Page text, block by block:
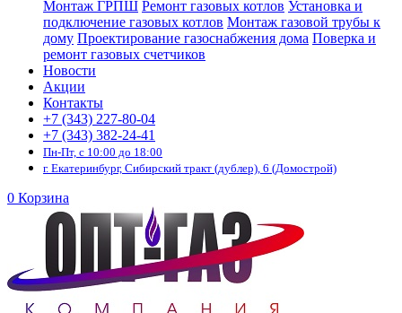
Монтаж ГРПШ Ремонт газовых котлов Установка и
подключение газовых котлов Монтаж газовой трубы к
дому Проектирование газоснабжения дома Поверка и
ремонт газовых счетчиков
Новости
Акции
Контакты
+7 (343) 227-80-04
+7 (343) 382-24-41
Пн-Пт, с 10:00 до 18:00
г. Екатеринбург, Сибирский тракт (дублер), 6 (Домострой)
0 Корзина